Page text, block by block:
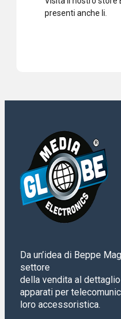
presenti anche li.
Da un’idea di Beppe
settore
della vendita al dettaglio
apparati per
loro accessoristica.